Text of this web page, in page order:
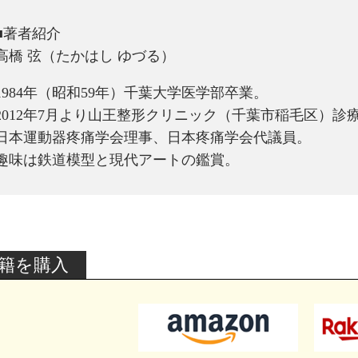
者紹介
橋 弦（たかはし ゆづる）
年（昭和59年）千葉大学医学部卒業。
年7月より山王整形クリニック（千葉市稲毛区）診
本運動器疼痛学会理事、日本疼痛学会代議員。
味は鉄道模型と現代アートの鑑賞。
を購入